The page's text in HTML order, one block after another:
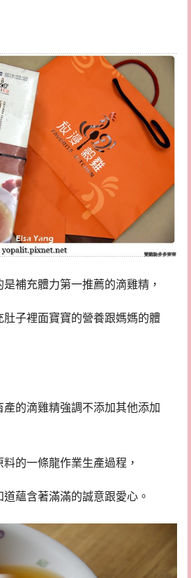
補充體力第一推薦的滴雞精，
子裡面寶寶的營養跟媽媽的體
的滴雞精強調不添加其他添加
的一條龍作業生產過程，
蘊含著滿滿的誠意跟愛心。